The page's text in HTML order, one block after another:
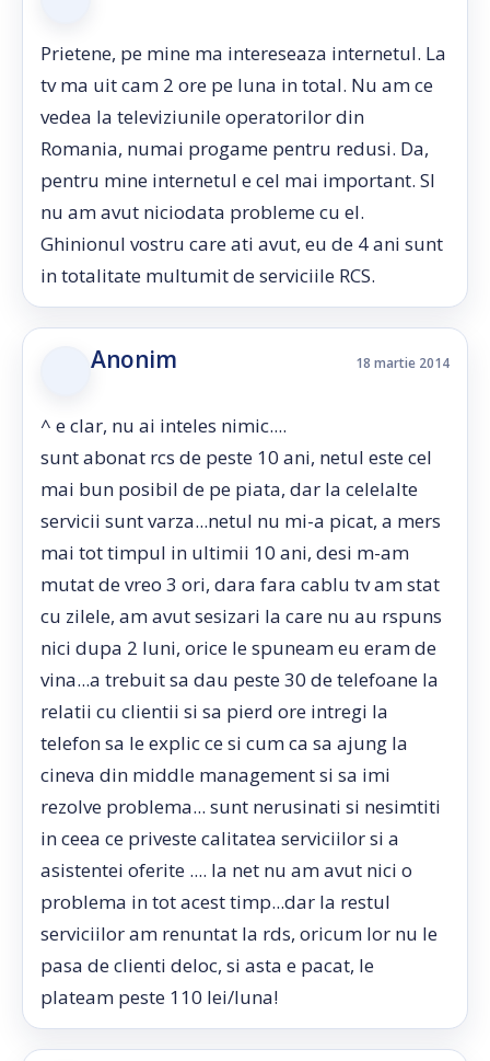
Prietene, pe mine ma intereseaza internetul. La
tv ma uit cam 2 ore pe luna in total. Nu am ce
vedea la televiziunile operatorilor din
Romania, numai progame pentru redusi. Da,
pentru mine internetul e cel mai important. SI
nu am avut niciodata probleme cu el.
Ghinionul vostru care ati avut, eu de 4 ani sunt
in totalitate multumit de serviciile RCS.
Anonim 18 martie 2014
^ e clar, nu ai inteles nimic....
sunt abonat rcs de peste 10 ani, netul este cel
mai bun posibil de pe piata, dar la celelalte
servicii sunt varza...netul nu mi-a picat, a mers
mai tot timpul in ultimii 10 ani, desi m-am
mutat de vreo 3 ori, dara fara cablu tv am stat
cu zilele, am avut sesizari la care nu au rspuns
nici dupa 2 luni, orice le spuneam eu eram de
vina...a trebuit sa dau peste 30 de telefoane la
relatii cu clientii si sa pierd ore intregi la
telefon sa le explic ce si cum ca sa ajung la
cineva din middle management si sa imi
rezolve problema... sunt nerusinati si nesimtiti
in ceea ce priveste calitatea serviciilor si a
asistentei oferite .... la net nu am avut nici o
problema in tot acest timp...dar la restul
serviciilor am renuntat la rds, oricum lor nu le
pasa de clienti deloc, si asta e pacat, le
plateam peste 110 lei/luna!